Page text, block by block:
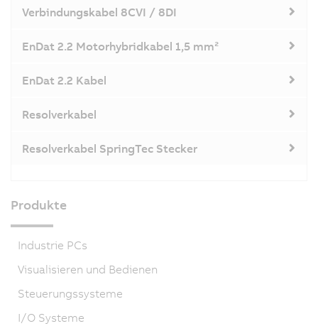
Verbindungskabel 8CVI / 8DI
EnDat 2.2 Motorhybridkabel 1,5 mm²
EnDat 2.2 Kabel
Resolverkabel
Resolverkabel SpringTec Stecker
Produkte
Industrie PCs
Visualisieren und Bedienen
Steuerungssysteme
I/O Systeme